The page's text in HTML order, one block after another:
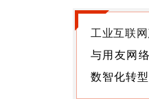
工业互联
与用友网
数智化转